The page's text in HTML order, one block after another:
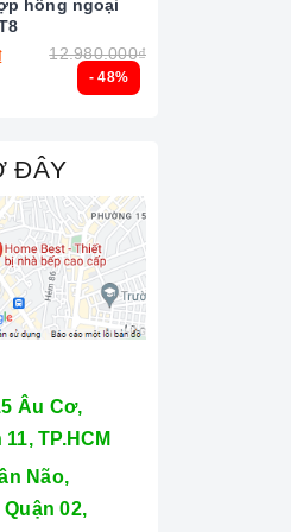
- 48%
hồng ngoại
12.980.000₫
ĐÂY
Âu Cơ,
TP.HCM
Não,
02,